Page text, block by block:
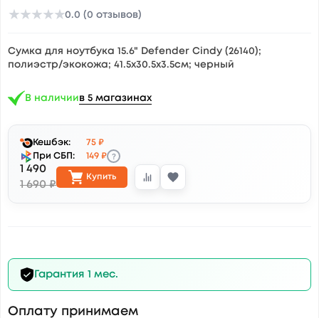
★★★★★0.0 (0 отзывов)
Сумка для ноутбука 15.6" Defender Cindy (26140);
полиэстр/экокожа; 41.5х30.5х3.5см; черный
В наличиив 5 магазинах
Кешбэк:
75 ₽
При СБП:
149 ₽ ?
1 490
1 690 ₽
Купить
Гарантия 1 мес.
Оплату принимаем